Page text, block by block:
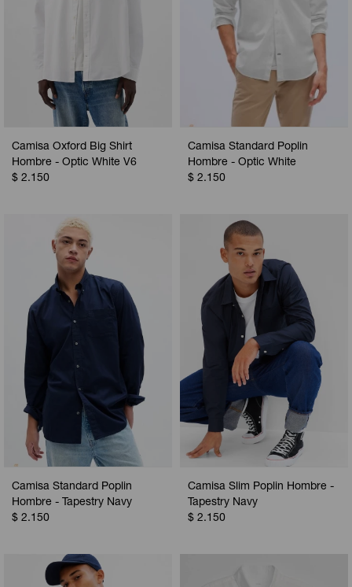
Camisa Oxford Big Shirt
Hombre - Optic White V6
$ 2.150
Camisa Standard Poplin
Hombre - Optic White
$ 2.150
Camisa Standard Poplin
Hombre - Tapestry Navy
$ 2.150
Camisa Slim Poplin Hombre -
Tapestry Navy
$ 2.150